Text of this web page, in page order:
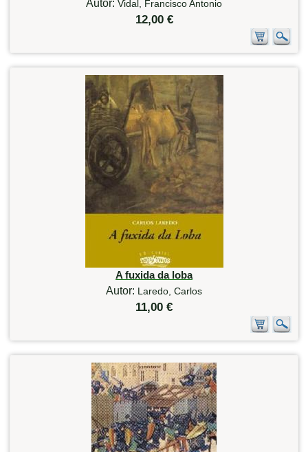
Autor: Vidal, Francisco Antonio
12,00 €
A fuxida da loba
Autor: Laredo, Carlos
11,00 €